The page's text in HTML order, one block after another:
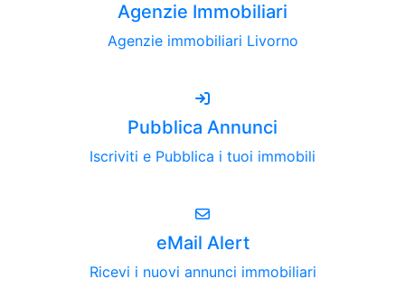
Agenzie Immobiliari
Agenzie immobiliari Livorno
Pubblica Annunci
Iscriviti e Pubblica i tuoi immobili
eMail Alert
Ricevi i nuovi annunci immobiliari